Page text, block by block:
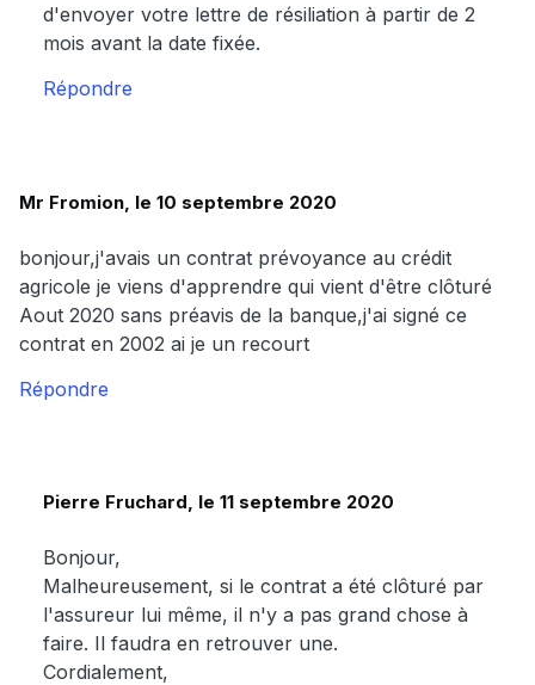
d'envoyer votre lettre de résiliation à partir de 2
mois avant la date fixée.
Répondre
Mr Fromion, le 10 septembre 2020
bonjour,j'avais un contrat prévoyance au crédit
agricole je viens d'apprendre qui vient d'être clôturé
Aout 2020 sans préavis de la banque,j'ai signé ce
contrat en 2002 ai je un recourt
Répondre
Pierre Fruchard, le 11 septembre 2020
Bonjour,
Malheureusement, si le contrat a été clôturé par
l'assureur lui même, il n'y a pas grand chose à
faire. Il faudra en retrouver une.
Cordialement,